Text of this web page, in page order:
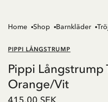
Home Shop Barnkläder
PIPPI LÅNGSTRUMP
Pippi Långstrump
Orange/Vit